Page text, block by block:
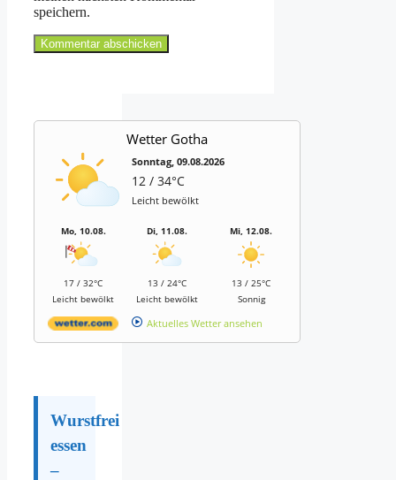
speichern.
Wetter Gotha
Sonntag, 09.08.2026
12 / 34°C
Leicht bewölkt
Mo, 10.08.
17 / 32°C
Leicht bewölkt
Di, 11.08.
13 / 24°C
Leicht bewölkt
Mi, 12.08.
13 / 25°C
Sonnig
Aktuelles Wetter ansehen
Wurstfrei
essen
–